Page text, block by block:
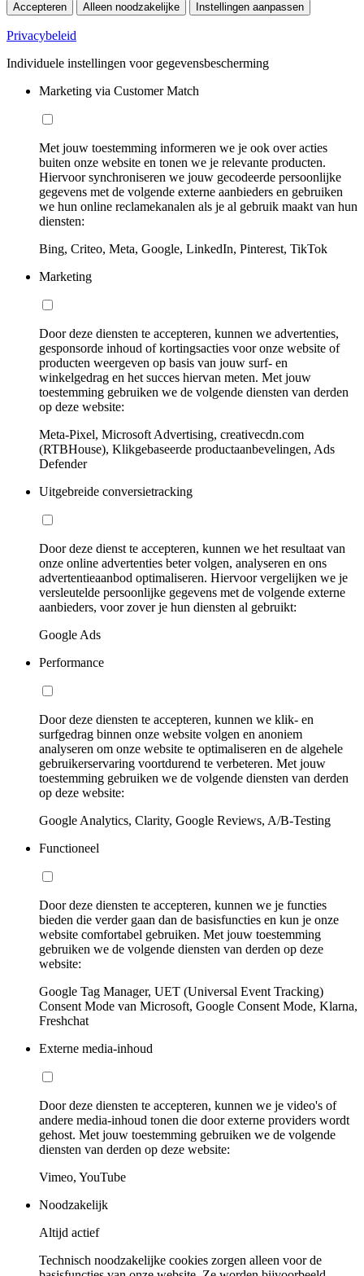
Accepteren Alleen noodzakelijke Instellingen aanpassen
Privacybeleid
Individuele instellingen voor gegevensbescherming
Marketing via Customer Match
Met jouw toestemming informeren we je ook over acties
buiten onze website en tonen we je relevante producten.
Hiervoor synchroniseren we jouw gecodeerde persoonlijke
gegevens met de volgende externe aanbieders en gebruiken
we hun online reclamekanalen als je al gebruik maakt van hun
diensten:
Bing, Criteo, Meta, Google, LinkedIn, Pinterest, TikTok
Marketing
Door deze diensten te accepteren, kunnen we advertenties,
gesponsorde inhoud of kortingsacties voor onze website of
producten weergeven op basis van jouw surf- en
winkelgedrag en het succes hiervan meten. Met jouw
toestemming gebruiken we de volgende diensten van derden
op deze website:
Meta-Pixel, Microsoft Advertising, creativecdn.com
(RTBHouse), Klikgebaseerde productaanbevelingen, Ads
Defender
Uitgebreide conversietracking
Door deze dienst te accepteren, kunnen we het resultaat van
onze online advertenties beter volgen, analyseren en ons
advertentieaanbod optimaliseren. Hiervoor vergelijken we je
versleutelde persoonlijke gegevens met de volgende externe
aanbieders, voor zover je hun diensten al gebruikt:
Google Ads
Performance
Door deze diensten te accepteren, kunnen we klik- en
surfgedrag binnen onze website volgen en anoniem
analyseren om onze website te optimaliseren en de algehele
gebruikerservaring voortdurend te verbeteren. Met jouw
toestemming gebruiken we de volgende diensten van derden
op deze website:
Google Analytics, Clarity, Google Reviews, A/B-Testing
Functioneel
Door deze diensten te accepteren, kunnen we je functies
bieden die verder gaan dan de basisfuncties en kun je onze
website comfortabel gebruiken. Met jouw toestemming
gebruiken we de volgende diensten van derden op deze
website:
Google Tag Manager, UET (Universal Event Tracking)
Consent Mode van Microsoft, Google Consent Mode, Klarna,
Freshchat
Externe media-inhoud
Door deze diensten te accepteren, kunnen we je video's of
andere media-inhoud tonen die door externe providers wordt
gehost. Met jouw toestemming gebruiken we de volgende
diensten van derden op deze website:
Vimeo, YouTube
Noodzakelijk
Altijd actief
Technisch noodzakelijke cookies zorgen alleen voor de